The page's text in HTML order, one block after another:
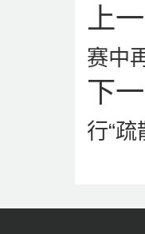
上
赛中
下
行“